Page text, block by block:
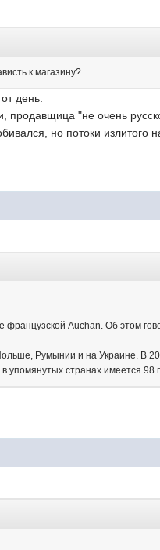
к магазину?
день.
"не очень
но потоки излитого
Auchan. Об этом
Румынии и на Украине. В
странах имеется 98